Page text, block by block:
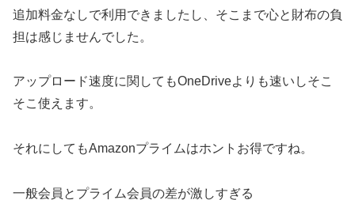
追加料金なしで利用できましたし、そこまで心と財布の負
担は感じませんでした。
アップロード速度に関してもOneDriveよりも速いしそこ
そこ使えます。
それにしてもAmazonプライムはホントお得ですね。
一般会員とプライム会員の差が激しすぎる